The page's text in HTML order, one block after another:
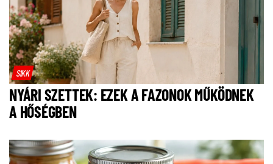
SIKK
NYÁRI SZETTEK: EZEK A FAZONOK MŰKÖDNEK
A HŐSÉGBEN